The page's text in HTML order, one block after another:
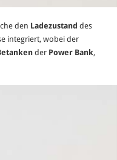
den Ladezustand des
integriert, wobei der
der Power Bank,